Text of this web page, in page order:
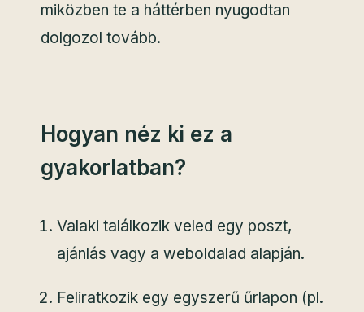
miközben te a háttérben nyugodtan
dolgozol tovább.
Hogyan néz ki ez a
gyakorlatban?
Valaki találkozik veled egy poszt,
ajánlás vagy a weboldalad alapján.
Feliratkozik egy egyszerű űrlapon (pl.